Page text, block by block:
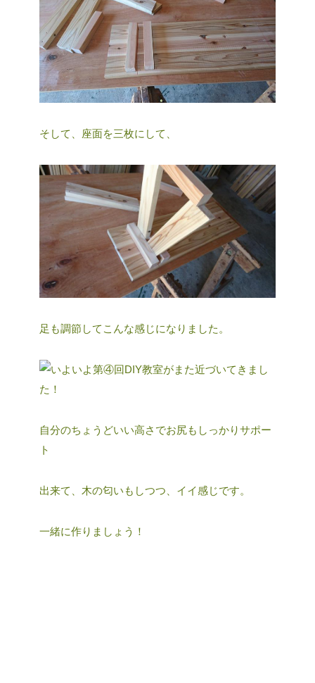
そして、座面を三枚にして、
足も調節してこんな感じになりました。
自分のちょうどいい高さでお尻もしっかりサポー
ト
出来て、木の匂いもしつつ、イイ感じです。
一緒に作りましょう！